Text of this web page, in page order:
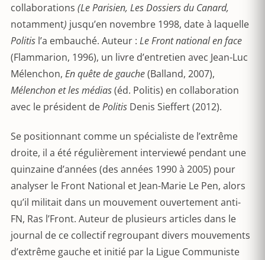
collaborations (Le Parisien, Les Dossiers du Canard,
notamment) jusqu’en novembre 1998, date à laquelle
Politis l’a embauché. Auteur : Le Front national en face
(Flammarion, 1996), un livre d’entretien avec Jean-Luc
Mélenchon, En quête de gauche(Balland, 2007),
Mélenchon et les médias(éd. Politis) en collaboration
avec le président dePolitis Denis Sieffert (2012).
Se positionnant comme un spécialiste de l’extrême
droite, il a été régulièrement interviewé pendant une
quinzaine d’années (des années 1990 à 2005) pour
analyser le Front National et Jean-Marie Le Pen, alors
qu’il militait dans un mouvement ouvertement anti-
FN, Ras l’Front. Auteur de plusieurs articles dans le
journal de ce collectif regroupant divers mouvements
d’extrême gauche et initié par la Ligue Communiste